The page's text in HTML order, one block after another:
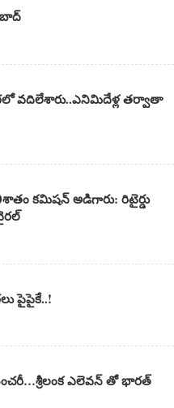
వదిలేశారు..ఎనిమిదేళ్ల తర్వాతా
కమిషన్ అడిగారు: రిటైర్డు
పైపైకే..!
ఎలెవన్ తో భారత్